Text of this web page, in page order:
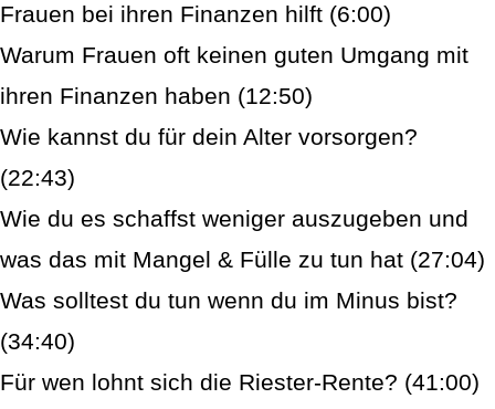
Frauen bei ihren Finanzen hilft (6:00)
Warum Frauen oft keinen guten Umgang mit
ihren Finanzen haben (12:50)
Wie kannst du für dein Alter vorsorgen?
(22:43)
Wie du es schaffst weniger auszugeben und
was das mit Mangel & Fülle zu tun hat (27:04)
Was solltest du tun wenn du im Minus bist?
(34:40)
Für wen lohnt sich die Riester-Rente? (41:00)